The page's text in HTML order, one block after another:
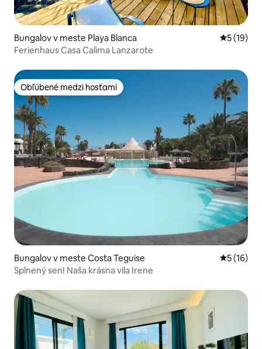
Bungalov v meste Playa Blanca
5 (19)
Ferienhaus Casa Calima Lanzarote
Obľúbené medzi hosťami
Obľúbené medzi hosťami
Bungalov v meste Costa Teguise
5 (16)
Splnený sen! Naša krásna vila Irene